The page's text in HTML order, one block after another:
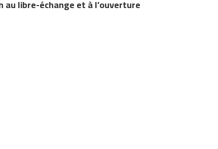
libre-échange et à l’ouverture